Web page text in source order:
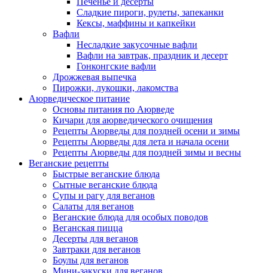
Сладкие пироги, рулеты, запеканки
Кексы, маффины и капкейки
Вафли
Несладкие закусочные вафли
Вафли на завтрак, праздник и десерт
Гонконгские вафли
Дрожжевая выпечка
Пирожки, лукошки, лакомства
Аюрведическое питание
Основы питания по Аюрведе
Кичари для аюрведического очищения
Рецепты Аюрведы для поздней осени и зимы
Рецепты Аюрведы для лета и начала осени
Рецепты Аюрведы для поздней зимы и весны
Веганские рецепты
Быстрые веганские блюда
Сытные веганские блюда
Супы и рагу для веганов
Салаты для веганов
Веганские блюда для особых поводов
Веганская пицца
Десерты для веганов
Завтраки для веганов
Боулы для веганов
Мини-закуски для веганов